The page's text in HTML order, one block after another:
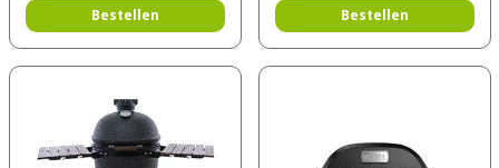
Bestellen Bestellen